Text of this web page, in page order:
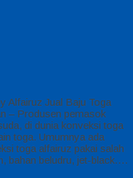
Alfairuz Jual Baju Toga
– Produsen pemasok
di dunia konveksi toga
toga. Umumnya ada
toga alfairuz pakai salah
bahan beludru, jet-black….